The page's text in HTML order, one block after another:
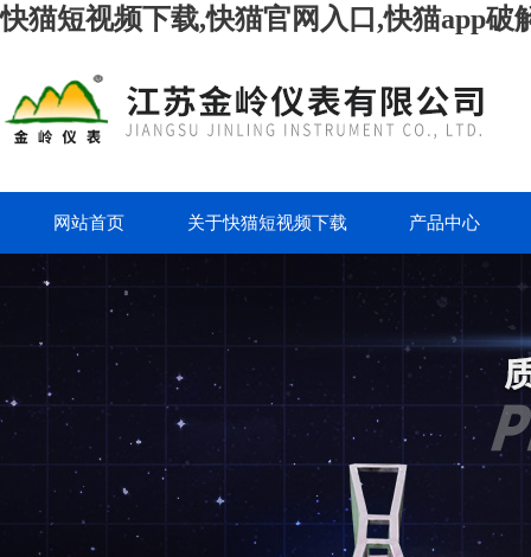
快猫短视频下载,快猫官网入口,快猫app
网站首页 关于快猫短视频下载 产品中心